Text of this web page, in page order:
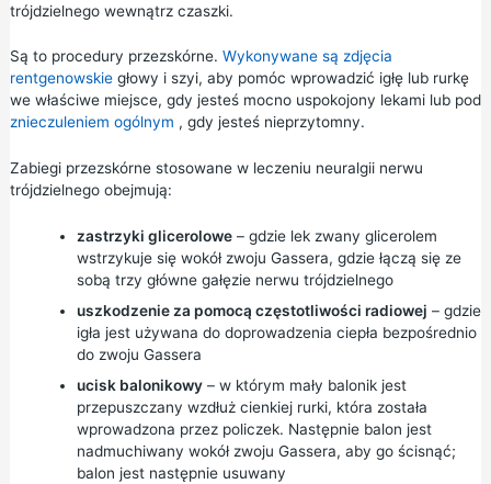
trójdzielnego wewnątrz czaszki.
Są to procedury przezskórne. Wykonywane są zdjęcia
rentgenowskiegłowy i szyi, aby pomóc wprowadzić igłę lub rurkę
we właściwe miejsce, gdy jesteś mocno uspokojony lekami lub pod
znieczuleniem ogólnym , gdy jesteś nieprzytomny.
Zabiegi przezskórne stosowane w leczeniu neuralgii nerwu
trójdzielnego obejmują:
zastrzyki glicerolowe– gdzie lek zwany glicerolem
wstrzykuje się wokół zwoju Gassera, gdzie łączą się ze
sobą trzy główne gałęzie nerwu trójdzielnego
uszkodzenie za pomocą częstotliwości radiowej – gdzie
igła jest używana do doprowadzenia ciepła bezpośrednio
do zwoju Gassera
ucisk balonikowy– w którym mały balonik jest
przepuszczany wzdłuż cienkiej rurki, która została
wprowadzona przez policzek. Następnie balon jest
nadmuchiwany wokół zwoju Gassera, aby go ścisnąć;
balon jest następnie usuwany